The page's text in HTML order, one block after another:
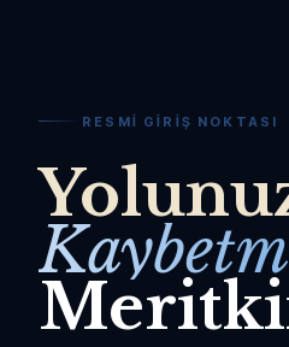
RESMI GIRIŞ NOKTASI